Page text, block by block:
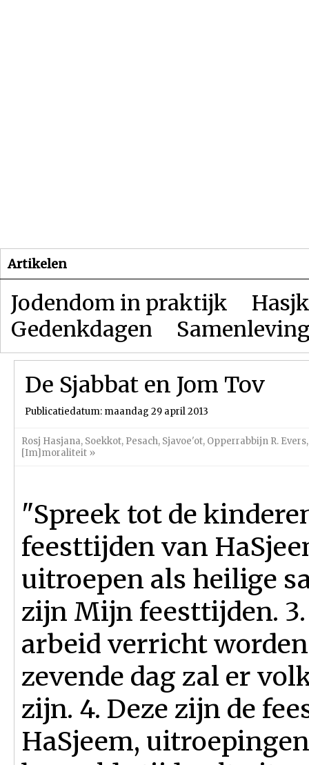
Artikelen
Jodendom in praktijk
Gedenkdagen
De Sjabbat en Jom Tov
Publicatiedatum: maandag 29 april 2013
Rosj Hasjana, Soekkot, Pesach, Sjavoe'ot, Opperrabbijn R. Evers
[Im]moraliteit »
"Spreek tot de
feesttijden van
uitroepen als heilige
zijn Mijn feesttijden. 3.
arbeid verricht
zevende dag zal er
zijn. 4. Deze zijn de
HaSjeem,